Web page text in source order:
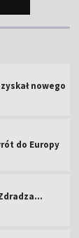
nowego
do Europy